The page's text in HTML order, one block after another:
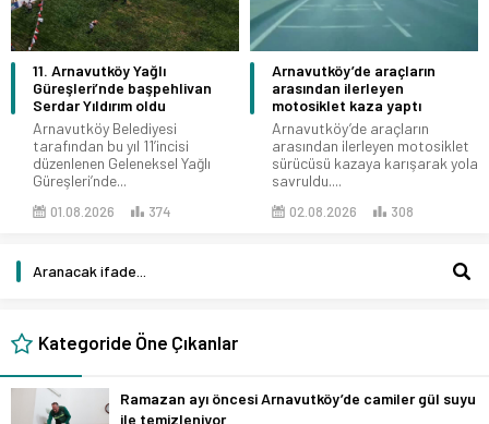
11. Arnavutköy Yağlı
Güreşleri’nde başpehlivan
Serdar Yıldırım oldu
Arnavutköy Belediyesi
tarafından bu yıl 11’incisi
düzenlenen Geleneksel Yağlı
Güreşleri’nde...
01.08.2026 374
Arnavutköy’de araçların
arasından ilerleyen
motosiklet kaza yaptı
Arnavutköy’de araçların
arasından ilerleyen motosiklet
sürücüsü kazaya karışarak yola
savruldu....
02.08.2026 308
Kategoride Öne Çıkanlar
Ramazan ayı öncesi Arnavutköy’de camiler gül suyu
ile temizleniyor